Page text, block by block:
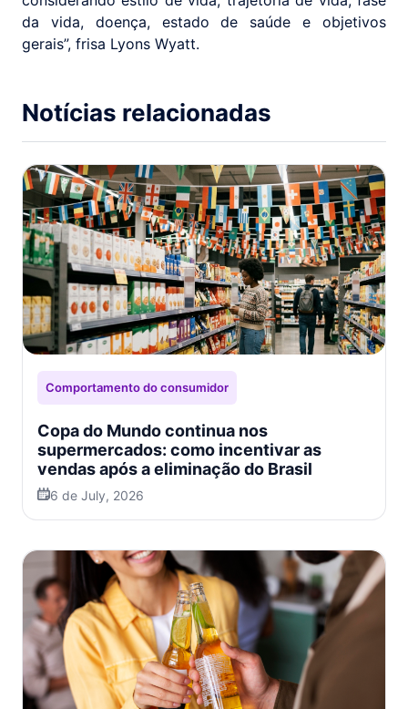
da vida, doença, estado de saúde e objetivos
gerais”, frisa Lyons Wyatt.
Notícias relacionadas
Comportamento do consumidor
Copa do Mundo continua nos
supermercados: como incentivar as
vendas após a eliminação do Brasil
6 de July, 2026